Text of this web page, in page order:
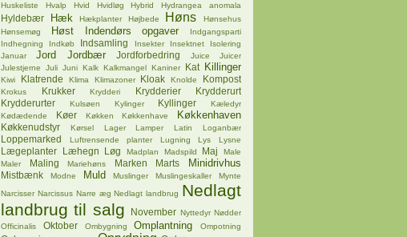
Huskeliste
Hvalp Hvid Hvidløg Hybrid Hydrangea anomala
Hyldebær Hæk Hækplanter Højbede Høns
Hønsehus
Hønsemøg
Høst Indendørs opgaver
Indgangsparti
Indhegning
Indkøb Indsamling Insekter Insektnet
Isolering
Januar
Jord Jordbær Jordforbedring Juice
Juicer
Julestjerne
Juli Juni Kalk Kalkmangel Kaniner Kat Killinger
Kiwi Klatrende Klima Klimazoner Kloak Knolde Kompost
Krokus Krukker Krydderi Krydderier
Krydderurt
Krydderurter
Kulsøen Kylinger Kyllinger
Kæledyr
Kødædende
Køer Køkken Køkkenhave Køkkenhaven
Køkkenudstyr Kørsel Lager Lamper Latin Loganbær
Loppemarked Luftrensende planter Lugning Lys Lysne
Lægeplanter Læhegn Løg Madplan Madspild Maj
Male
Maler
Maling Mariehøns Marken Marts Minidrivhus
Mistbænk Modne Muld Muslinger Muslingeskaller
Mynte
Narcisser Narcissus Narre æg Nedlagt landbrug Nedlagt
landbrug til salg
November Nyttedyr Nødder
Officinalis
Oktober Ombygning Omplantning Ompotning